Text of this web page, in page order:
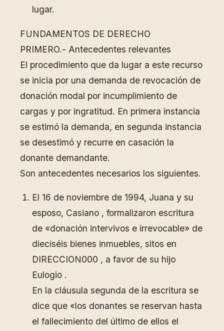
lugar.
FUNDAMENTOS DE DERECHO
PRIMERO.- Antecedentes relevantes
El procedimiento que da lugar a este recurso
se inicia por una demanda de revocación de
donación modal por incumplimiento de
cargas y por ingratitud. En primera instancia
se estimó la demanda, en segunda instancia
se desestimó y recurre en casación la
donante demandante.
Son antecedentes necesarios los siguientes.
El 16 de noviembre de 1994, Juana y su
esposo, Casiano , formalizaron escritura
de «donación intervivos e irrevocable» de
dieciséis bienes inmuebles, sitos en
DIRECCION000 , a favor de su hijo
Eulogio .
En la cláusula segunda de la escritura se
dice que «los donantes se reservan hasta
el fallecimiento del último de ellos el